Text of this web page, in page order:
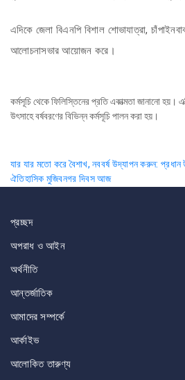
এদিকে জেলা বিএনপি বিশাল শোভাযাত্রা,
আলোচনাসভার আয়োজন করে।
কর্মসূচি থেকে ফিলিস্তিনের প্রতি একাত্মতা জানানো হয়।
উৎসাহে বর্ষবরণের বিভিন্ন কর্মসূচি পালন করা হয়।
Post
navigation
যার যার মতো করে বৈশাখ, নববর্ষ উদ্‌যাপন করুন: প্রধান
ঐতিহাসিক মুজিবনগর দিবস আজ
প্রচ্ছদ
অপরাধ ও আইন
অর্থনীতি
আন্তর্জাতিক
আমাদের সম্পর্কে
আর্কাইভ
আলোকিত তারুণ্য